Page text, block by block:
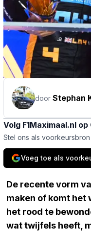
door Stephan
Volg F1Maximaal.nl op
Stel ons als
Voeg toe als
De recente vorm
maken of komt het
het rood te
wat twijfels heeft,